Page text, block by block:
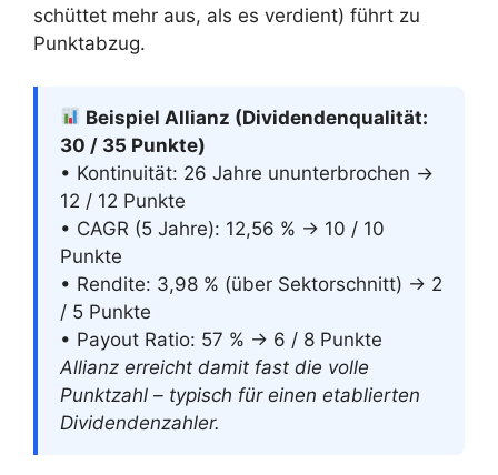
schüttet mehr aus, als es verdient) führt zu
Punktabzug.
Beispiel Allianz (Dividendenqualität:
30 / 35 Punkte)
• Kontinuität: 26 Jahre ununterbrochen →
12 / 12 Punkte
• CAGR (5 Jahre): 12,56 % → 10 / 10
Punkte
• Rendite: 3,98 % (über Sektorschnitt) → 2
/ 5 Punkte
• Payout Ratio: 57 % → 6 / 8 Punkte
Allianz erreicht damit fast die volle
Punktzahl – typisch für einen etablierten
Dividendenzahler.